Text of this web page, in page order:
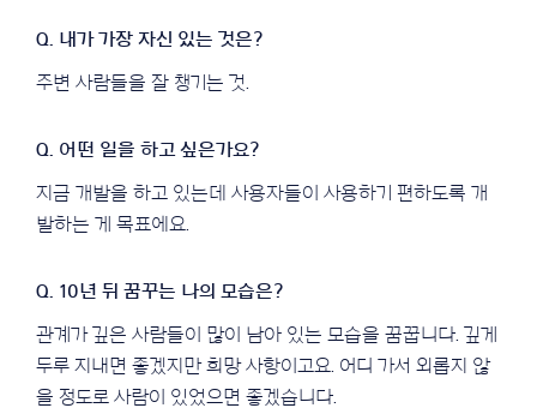
주변 사람들을 잘 챙기는 것.
지금 개발을 하고 있는데 사용자들이 사용하기 편하도록 개
발하는 게 목표에요.
관계가 깊은 사람들이 많이 남아 있는 모습을 꿈꿉니다. 깊게
두루 지내면 좋겠지만 희망 사항이고요. 어디 가서 외롭지 않
을 정도로 사람이 있었으면 좋겠습니다.